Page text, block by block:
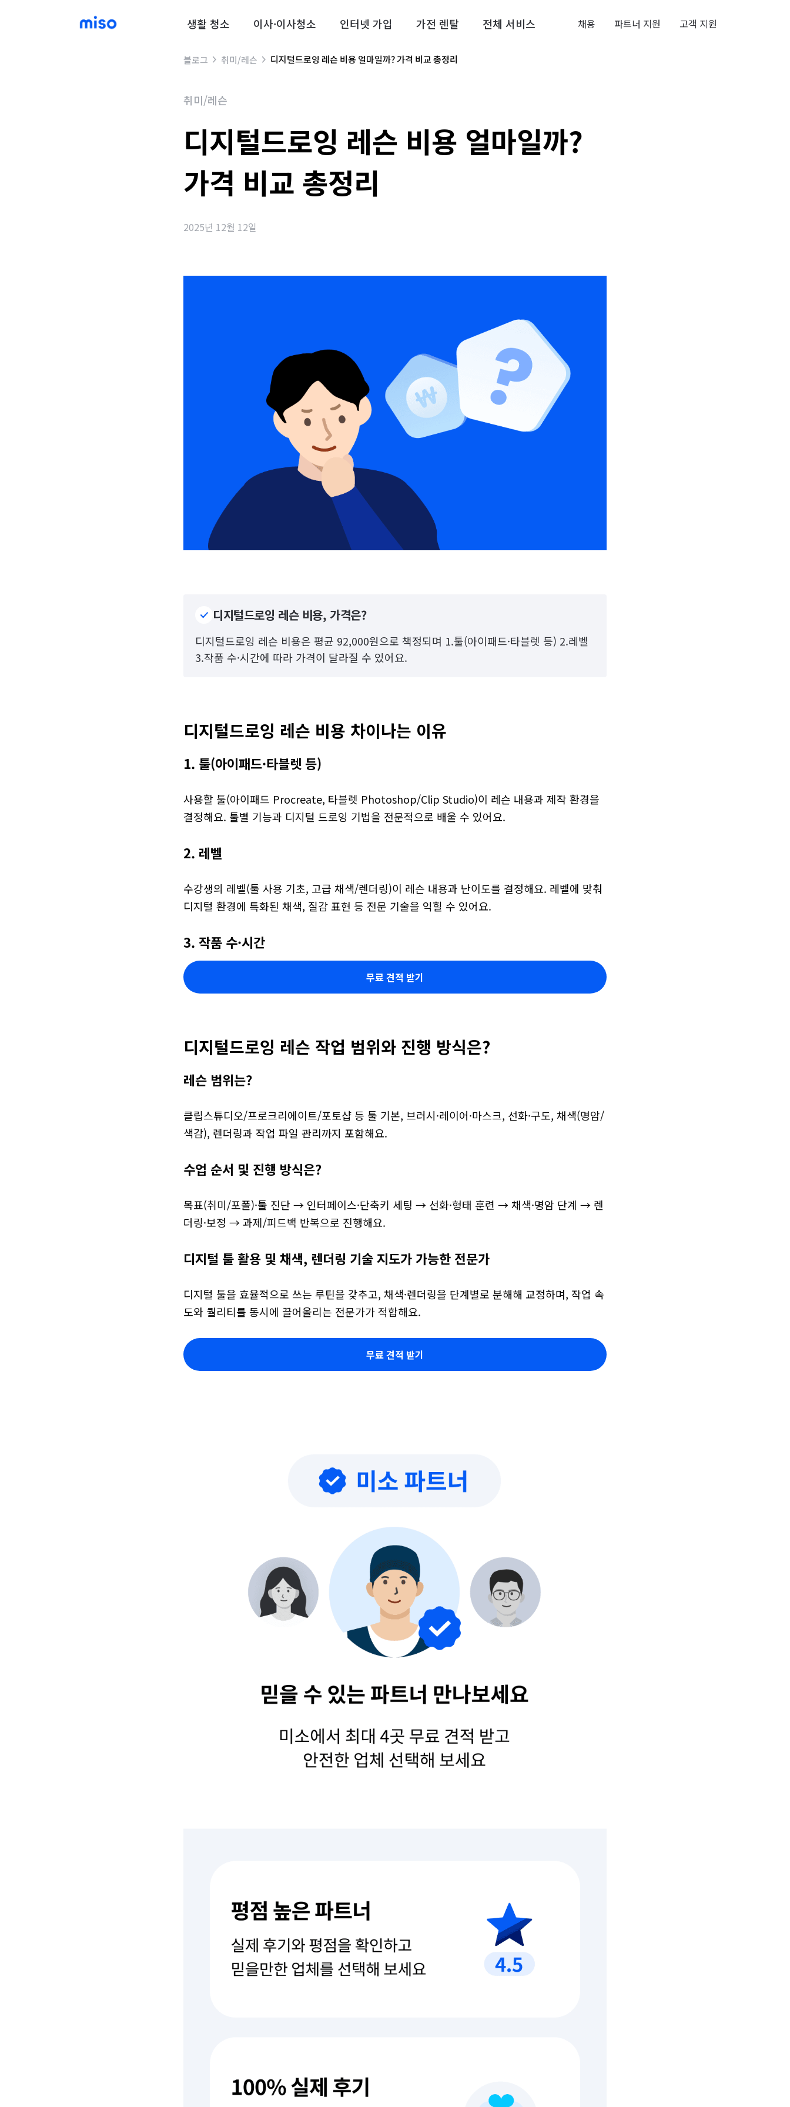
생활 청소 이사·이사청소 인터넷 가입 가전 렌탈 전체 서비스 채용 파트너 지원 고객 지원
블로그 취미/레슨 디지털드로잉 레슨 비용 얼마일까? 가격 비교 총정리
취미/레슨
디지털드로잉 레슨 비용 얼마일까?
가격 비교 총정리
2025년 12월 12일
디지털드로잉 레슨 비용, 가격은?
디지털드로잉 레슨 비용은 평균 92,000원으로 책정되며 1.툴(아이패드·타블렛 등) 2.레벨
3.작품 수·시간에 따라 가격이 달라질 수 있어요.
디지털드로잉 레슨 비용 차이나는 이유
1. 툴(아이패드·타블렛 등)
사용할 툴(아이패드 Procreate, 타블렛 Photoshop/Clip Studio)이 레슨 내용과 제작 환경을
결정해요. 툴별 기능과 디지털 드로잉 기법을 전문적으로 배울 수 있어요.
2. 레벨
수강생의 레벨(툴 사용 기초, 고급 채색/렌더링)이 레슨 내용과 난이도를 결정해요. 레벨에 맞춰
디지털 환경에 특화된 채색, 질감 표현 등 전문 기술을 익힐 수 있어요.
3. 작품 수·시간
무료 견적 받기
디지털드로잉 레슨 작업 범위와 진행 방식은?
레슨 범위는?
클립스튜디오/프로크리에이트/포토샵 등 툴 기본, 브러시·레이어·마스크, 선화·구도, 채색(명암/
색감), 렌더링과 작업 파일 관리까지 포함해요.
수업 순서 및 진행 방식은?
목표(취미/포폴)·툴 진단 → 인터페이스·단축키 세팅 → 선화·형태 훈련 → 채색·명암 단계 → 렌
더링·보정 → 과제/피드백 반복으로 진행해요.
디지털 툴 활용 및 채색, 렌더링 기술 지도가 가능한 전문가
디지털 툴을 효율적으로 쓰는 루틴을 갖추고, 채색·렌더링을 단계별로 분해해 교정하며, 작업 속
도와 퀄리티를 동시에 끌어올리는 전문가가 적합해요.
무료 견적 받기